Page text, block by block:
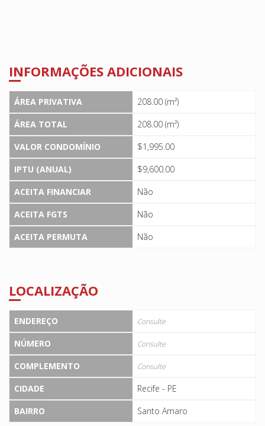
INFORMAÇÕES ADICIONAIS
ÁREA PRIVATIVA
208.00 (m²)
ÁREA TOTAL
208.00 (m²)
VALOR CONDOMÍNIO
$1,995.00
IPTU (ANUAL)
$9,600.00
ACEITA FINANCIAR
Não
ACEITA FGTS
Não
ACEITA PERMUTA
Não
LOCALIZAÇÃO
ENDEREÇO Consulte
NÚMERO Consulte
COMPLEMENTO Consulte
CIDADE
Recife - PE
BAIRRO
Santo Amaro